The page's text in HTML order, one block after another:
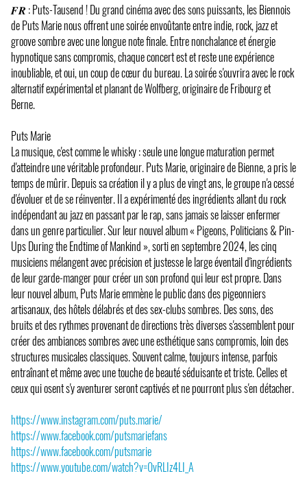
𝑭𝑹 : Puts-Tausend ! Du grand cinéma avec des sons puissants, les Biennois
de Puts Marie nous offrent une soirée envoûtante entre indie, rock, jazz et
groove sombre avec une longue note finale. Entre nonchalance et énergie
hypnotique sans compromis, chaque concert est et reste une expérience
inoubliable, et oui, un coup de cœur du bureau. La soirée s'ouvrira avec le rock
alternatif expérimental et planant de Wolfberg, originaire de Fribourg et
Berne.
Puts Marie
La musique, c'est comme le whisky : seule une longue maturation permet
d'atteindre une véritable profondeur. Puts Marie, originaire de Bienne, a pris le
temps de mûrir. Depuis sa création il y a plus de vingt ans, le groupe n'a cessé
d'évoluer et de se réinventer. Il a expérimenté des ingrédients allant du rock
indépendant au jazz en passant par le rap, sans jamais se laisser enfermer
dans un genre particulier. Sur leur nouvel album « Pigeons, Politicians & Pin-
Ups During the Endtime of Mankind », sorti en septembre 2024, les cinq
musiciens mélangent avec précision et justesse le large éventail d'ingrédients
de leur garde-manger pour créer un son profond qui leur est propre. Dans
leur nouvel album, Puts Marie emmène le public dans des pigeonniers
artisanaux, des hôtels délabrés et des sex-clubs sombres. Des sons, des
bruits et des rythmes provenant de directions très diverses s'assemblent pour
créer des ambiances sombres avec une esthétique sans compromis, loin des
structures musicales classiques. Souvent calme, toujours intense, parfois
entraînant et même avec une touche de beauté séduisante et triste. Celles et
ceux qui osent s'y aventurer seront captivés et ne pourront plus s'en détacher.
https://www.instagram.com/puts.marie/
https://www.facebook.com/putsmariefans
https://www.facebook.com/putsmarie
https://www.youtube.com/watch?v=0vRLIz4LI_A